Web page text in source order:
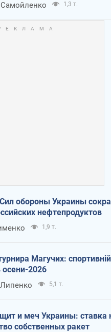
1,3 т.
обороны Украины
нефтепродуктов
1,9 т.
Магучих: спортивній
осени-2026
5,1 т.
и меч Украины: ставка
собственных ракет